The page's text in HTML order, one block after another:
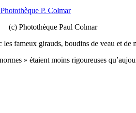
(c) Photothèque Paul Colmar
fameux girauds, boudins de veau et
» étaient moins rigoureuses